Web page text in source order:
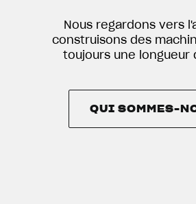
Nous regardons vers
construisons des
toujours une longueur
QUI SOMMES-